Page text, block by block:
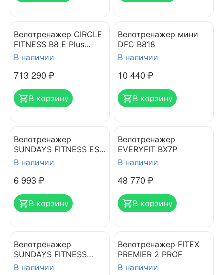
Велотренажер CIRCLE
FITNESS B8 E Plus
черный, консоль 2.0
В наличии
713 290₽
В корзину
Велотренажер мини
DFC B818
В наличии
10 440₽
В корзину
Велотренажер
SUNDAYS FITNESS ES-
8001 красный
В наличии
6 993₽
В корзину
Велотренажер
EVERYFIT BX7P
В наличии
48 770₽
В корзину
Велотренажер
SUNDAYS FITNESS
K8309-6 черный/
В наличии
Велотренажер FITEX
PREMIER 2 PROF
В наличии